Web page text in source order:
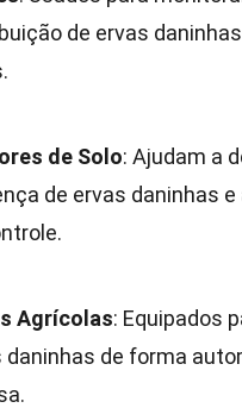
de ervas
de Solo: Ajudam a
de ervas daninhas
Agrícolas: Equipados
daninhas de forma